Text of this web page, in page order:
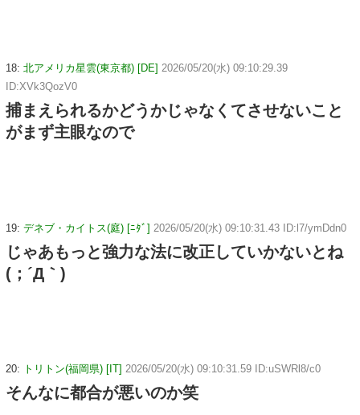
18: 北アメリカ星雲(東京都) [DE] 2026/05/20(水) 09:10:29.39
ID:XVk3QozV0
捕まえられるかどうかじゃなくてさせないこと
がまず主眼なので
19: デネブ・カイトス(庭) [ﾆﾀﾞ] 2026/05/20(水) 09:10:31.43 ID:l7/ymDdn0
じゃあもっと強力な法に改正していかないとね
(；´Д｀)
20: トリトン(福岡県) [IT] 2026/05/20(水) 09:10:31.59 ID:uSWRl8/c0
そんなに都合が悪いのか笑